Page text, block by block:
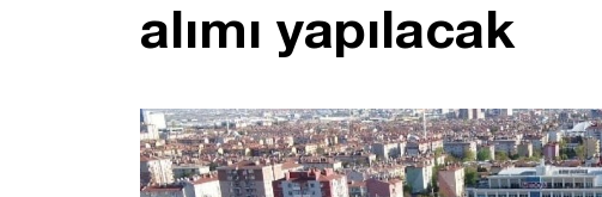
alımı yapılacak